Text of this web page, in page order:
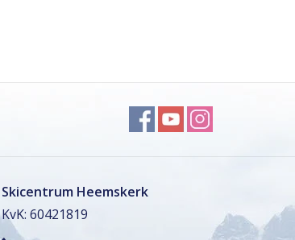
Skicentrum Heemskerk
KvK: 60421819